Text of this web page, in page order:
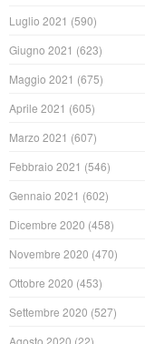
Luglio 2021 (590)
Giugno 2021 (623)
Maggio 2021 (675)
Aprile 2021 (605)
Marzo 2021 (607)
Febbraio 2021 (546)
Gennaio 2021 (602)
Dicembre 2020 (458)
Novembre 2020 (470)
Ottobre 2020 (453)
Settembre 2020 (527)
Agosto 2020 (22)